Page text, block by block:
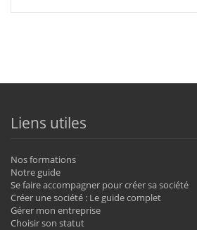
Liens utiles
Nos formations
Notre guide
Se faire accompagner pour créer sa société
Créer une société : Le guide complet
Gérer mon entreprise
Choisir son statut